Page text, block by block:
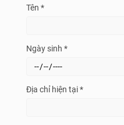
Tên *
Ngày sinh *
Địa chỉ hiện tại *